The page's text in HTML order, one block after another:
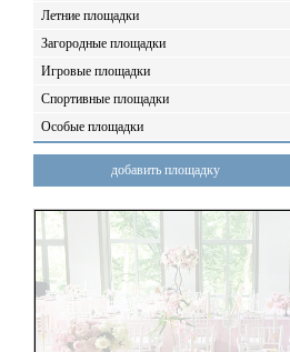
Летние площадки
Загородные площадки
Игровые площадки
Спортивные площадки
Особые площадки
добавить площадку